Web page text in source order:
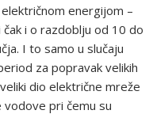
energijom –
i o razdoblju od 10 do
I to samo u slučaju
za popravak velikih
dio električne mreže
vodove pri čemu su